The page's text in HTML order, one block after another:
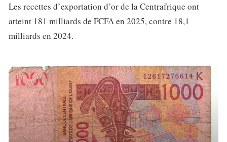
Les recettes d’exportation d’or de la Centrafrique ont
atteint 181 milliards de FCFA en 2025, contre 18,1
milliards en 2024.